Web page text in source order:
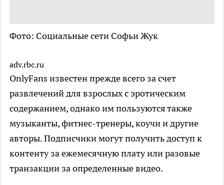
Фото: Социальные сети Софьи Жук
adv.rbc.ru
OnlyFans известен прежде всего за счет
развлечений для взрослых с эротическим
содержанием, однако им пользуются также
музыканты, фитнес-тренеры, коучи и другие
авторы. Подписчики могут получить доступ к
контенту за ежемесячную плату или разовые
транзакции за определенные видео.